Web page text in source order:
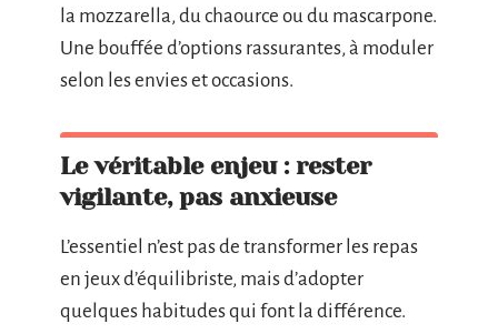
la mozzarella, du chaource ou du mascarpone.
Une bouffée d’options rassurantes, à moduler
selon les envies et occasions.
Le véritable enjeu : rester
vigilante, pas anxieuse
L’essentiel n’est pas de transformer les repas
en jeux d’équilibriste, mais d’adopter
quelques habitudes qui font la différence.